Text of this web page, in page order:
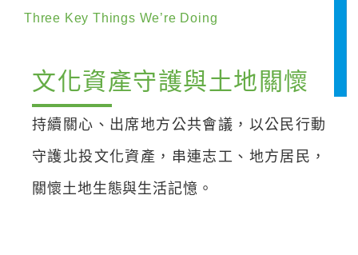
Three Key Things We’re Doing
文化資產守護與土地關懷
持續關心、出席地方公共會議，以公民行動
守護北投文化資產，串連志工、地方居民，
關懷土地生態與生活記憶。